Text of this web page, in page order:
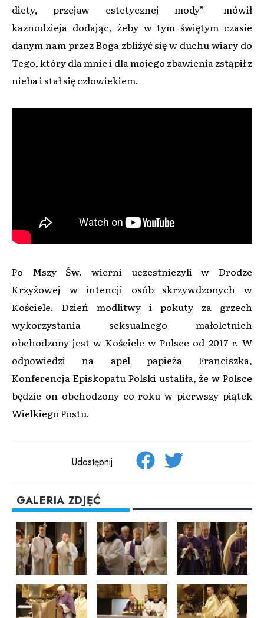
diety, przejaw estetycznej mody”- mówił
kaznodzieja dodając, żeby w tym świętym czasie
danym nam przez Boga zbliżyć się w duchu wiary do
Tego, który dla mnie i dla mojego zbawienia zstąpił z
nieba i stał się człowiekiem.
Po Mszy Św. wierni uczestniczyli w Drodze
Krzyżowej w intencji osób skrzywdzonych w
Kościele. Dzień modlitwy i pokuty za grzech
wykorzystania seksualnego małoletnich
obchodzony jest w Kościele w Polsce od 2017 r. W
odpowiedzi na apel papieża Franciszka,
Konferencja Episkopatu Polski ustaliła, że w Polsce
będzie on obchodzony co roku w pierwszy piątek
Wielkiego Postu.
Udostępnij
GALERIA ZDJĘĆ